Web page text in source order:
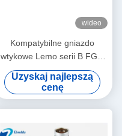
wideo
Kompatybilne gniazdo
wtykowe Lemo serii B FGG
EGG 2 do 12-pinowe złącze
męsko-żeńskie do systemu
zasilania słonecznego
Uzyskaj najlepszą
cenę